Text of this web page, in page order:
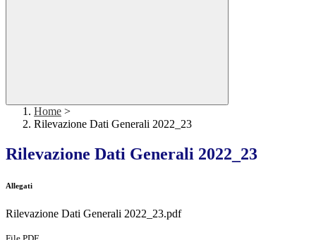
Home >
Rilevazione Dati Generali 2022_23
Rilevazione Dati Generali 2022_23
Allegati
Rilevazione Dati Generali 2022_23.pdf